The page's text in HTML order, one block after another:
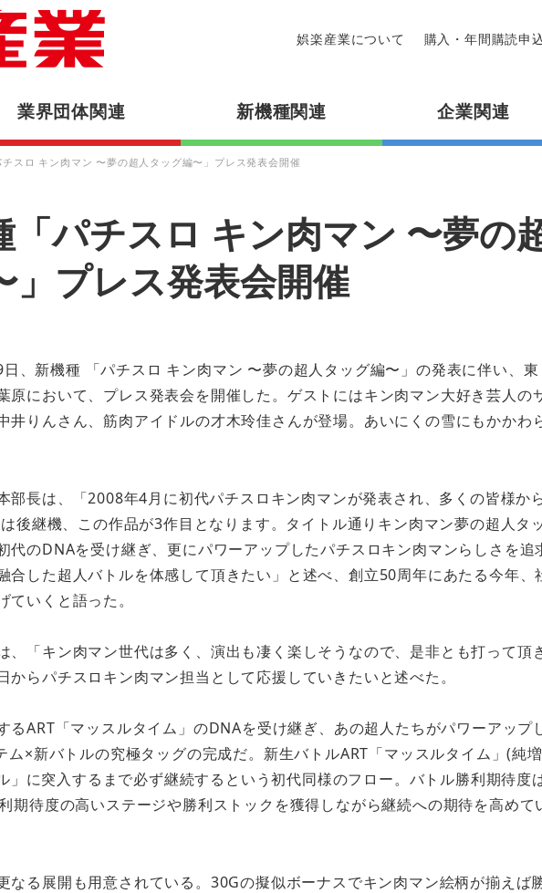
娯楽産業について 購入・年間購読申
業界団体関連 新機種関連 企業関連
スロ キン肉マン 〜夢の超人タッグ編〜」プレス発表会開催
パチスロ キン肉マン 〜夢の
」プレス発表会開催
、新機種 「パチスロ キン肉マン 〜夢の超人タッグ編〜」の発表に伴い、東
原において、プレス発表会を開催した。ゲストにはキン肉マン大好き芸人の
井りんさん、筋肉アイドルの才木玲佳さんが登場。あいにくの雪にもかかわ
部長は、「2008年4月に初代パチスロキン肉マンが発表され、多くの皆様か
後継機、この作品が3作目となります。タイトル通りキン肉マン夢の超人タ
代のDNAを受け継ぎ、更にパワーアップしたパチスロキン肉マンらしさを追
合した超人バトルを体感して頂きたい」と述べ、創立50周年にあたる今年、
いくと語った。
、「キン肉マン世代は多く、演出も凄く楽しそうなので、是非とも打って頂
からパチスロキン肉マン担当として応援していきたいと述べた。
るART「マッスルタイム」のDNAを受け継ぎ、あの超人たちがパワーアップ
ム×新バトルの究極タッグの完成だ。新生バトルART「マッスルタイム」(純増
に突入するまで必ず継続するという初代同様のフロー。バトル勝利期待度
期待度の高いステージや勝利ストックを獲得しながら継続への期待を高めて
なる展開も用意されている。30Gの擬似ボーナスでキン肉マン絵柄が揃えば